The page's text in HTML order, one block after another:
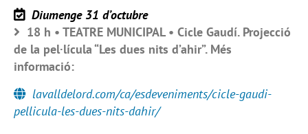
Diumenge 31 d’octubre
18 h • TEATRE MUNICIPAL • Cicle Gaudí. Projecció
de la pel·lícula “Les dues nits d’ahir”. Més
informació:
lavalldelord.com/ca/esdeveniments/cicle-gaudi-
pellicula-les-dues-nits-dahir/